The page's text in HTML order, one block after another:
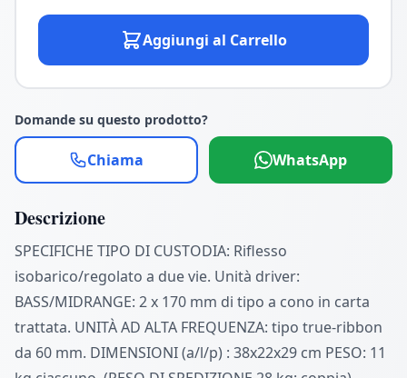
Aggiungi al Carrello
Domande su questo prodotto?
Chiama WhatsApp
Descrizione
SPECIFICHE TIPO DI CUSTODIA: Riflesso
isobarico/regolato a due vie. Unità driver:
BASS/MIDRANGE: 2 x 170 mm di tipo a cono in carta
trattata. UNITÀ AD ALTA FREQUENZA: tipo true-ribbon
da 60 mm. DIMENSIONI (a/l/p) : 38x22x29 cm PESO: 11